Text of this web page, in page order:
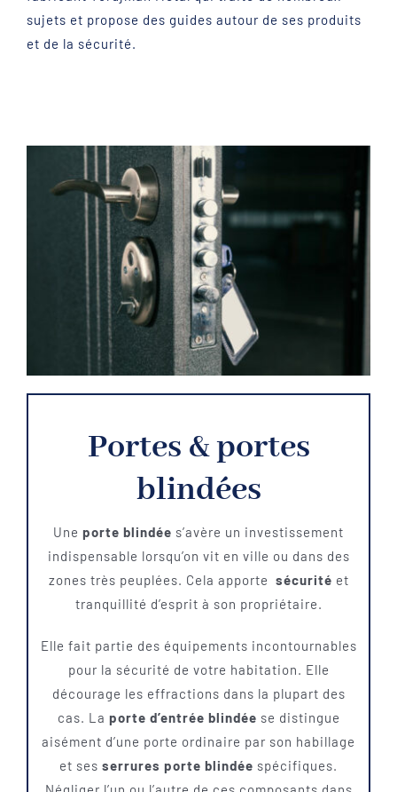
Portes & portes
blindées
Une porte blindée s’avère un investissement
indispensable lorsqu’on vit en ville ou dans des
zones très peuplées. Cela apporte sécurité et
tranquillité d’esprit à son propriétaire.
Elle fait partie des équipements incontournables
pour la sécurité de votre habitation. Elle
décourage les effractions dans la plupart des
cas. La porte d’entrée blindée se distingue
aisément d’une porte ordinaire par son habillage
et ses serrures porte blindée spécifiques.
sujets et propose des guides autour de ses produits
et de la sécurité.